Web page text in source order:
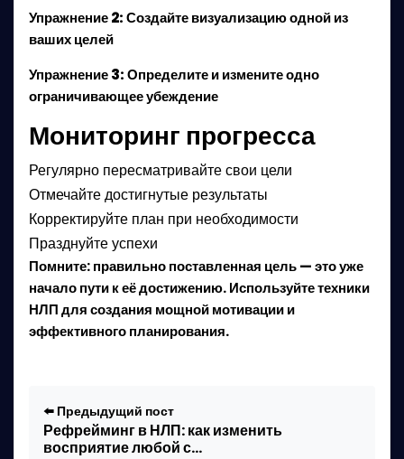
Упражнение 2:Создайте визуализацию одной из
ваших целей
Упражнение 3:Определите и измените одно
ограничивающее убеждение
Мониторинг прогресса
Регулярно пересматривайте свои цели
Отмечайте достигнутые результаты
Корректируйте план при необходимости
Празднуйте успехи
Помните: правильно поставленная цель — это уже
начало пути к её достижению. Используйте техники
НЛП для создания мощной мотивации и
эффективного планирования.
⬅️ Предыдущий пост
Рефрейминг в НЛП: как изменить
восприятие любой с…